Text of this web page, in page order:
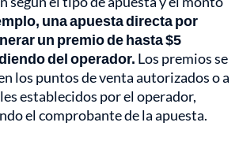
una apuesta directa por
un premio de hasta $5
del operador. Los premios se
los puntos de venta autorizados o a
establecidos por el operador,
el comprobante de la apuesta.